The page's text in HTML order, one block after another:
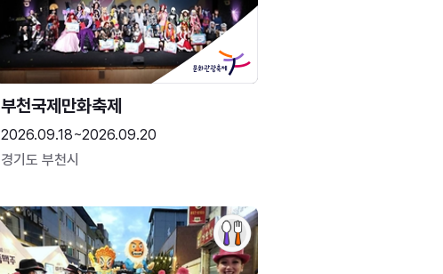
부천국제만화축제
2026.09.18~2026.09.20
경기도 부천시